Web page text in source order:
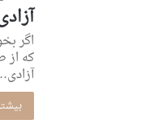
اگر
که از